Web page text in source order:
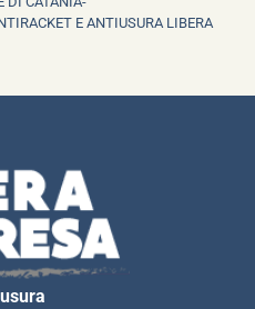
E ANTIUSURA LIBERA